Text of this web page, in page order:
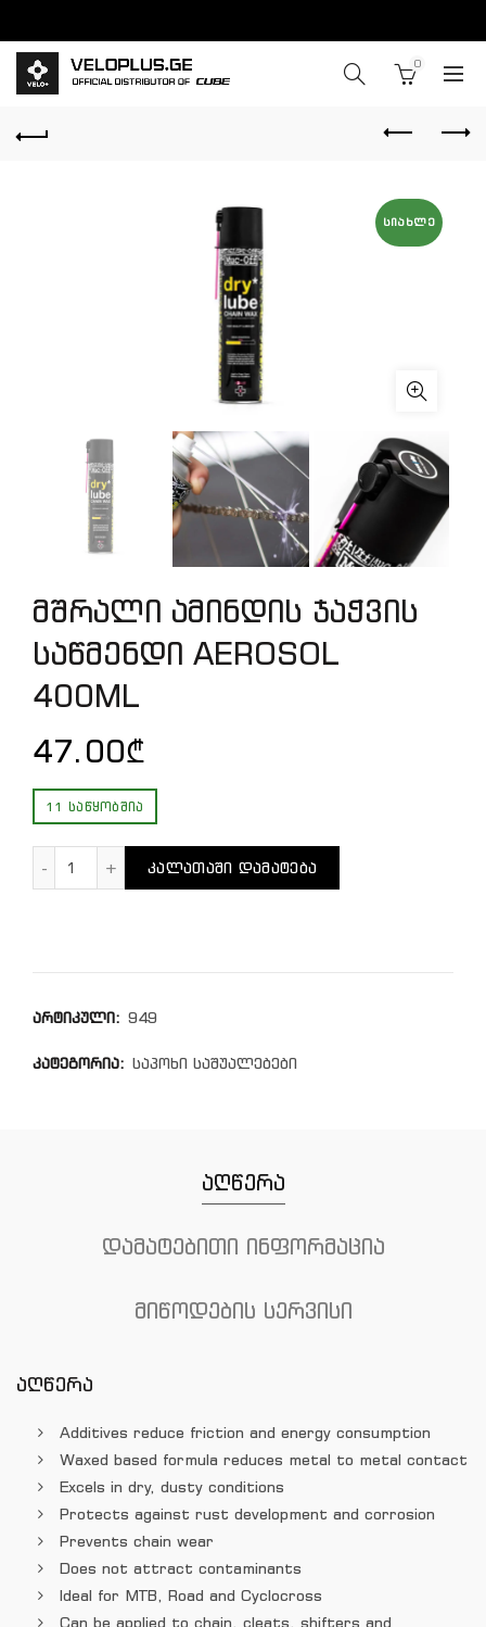
0
ᲡᲘᲐᲮᲚᲔ
მშრალი ამინდის ჯაჭვის
საწმენდი AEROSOL
400ML
47.00₾
11 ᲡᲐᲬᲧᲝᲑᲨᲘᲐ
ᲙᲐᲚᲐᲗᲐᲨᲘ ᲓᲐᲛᲐᲢᲔᲑᲐ
არტიკული: 949
კატეგორია: საპოხი საშუალებები
აღწერა
დამატებითი ინფორმაცია
მიწოდების სერვისი
აღწერა
Additives reduce friction and energy consumption
Waxed based formula reduces metal to metal contact
Excels in dry, dusty conditions
Protects against rust development and corrosion
Prevents chain wear
Does not attract contaminants
Ideal for MTB, Road and Cyclocross
Can be applied to chain, cleats, shifters and